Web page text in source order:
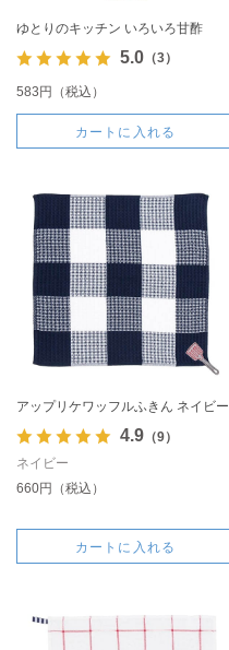
ゆとりのキッチン いろいろ甘酢
5.0（3）
583円（税込）
カートに入れる
アップリケワッフルふきん ネイビー
4.9（9）
ネイビー
660円（税込）
カートに入れる